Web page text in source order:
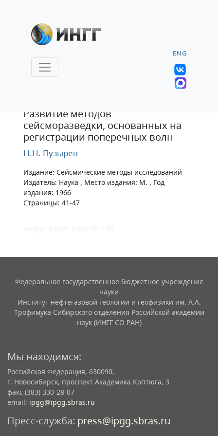
ENG
Развитие методов
сейсморазведки, основанных на
регистрации поперечных волн
Н.Н. Пузырев
Издание: Сейсмические методы исследований
Издатель: Наука , Место издания: М. , Год
издания: 1966
Страницы: 41-47
Федеральное государственное бюджетное учреждение
науки
Институт нефтегазовой геологии и геофизики им. А.А.
Трофимука Сибирского отделения Российской академии
наук (ИНГГ СО РАН)
Мы находимся:
Российская Федерация, 630090,
г. Новосибирск, проспект Академика Коптюга, 3
факс (383) 330-28-07
email: ipgg@ipgg.sbras.ru
Пресс-служба: press@ipgg.sbras.ru